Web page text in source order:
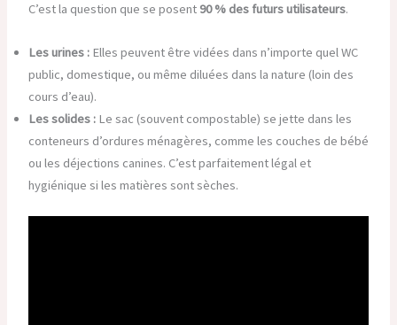
C’est la question que se posent 90 % des futurs utilisateurs.
Les urines :Elles peuvent être vidées dans n’importe quel WC
public, domestique, ou même diluées dans la nature (loin des
cours d’eau).
Les solides :Le sac (souvent compostable) se jette dans les
conteneurs d’ordures ménagères, comme les couches de bébé
ou les déjections canines. C’est parfaitement légal et
hygiénique si les matières sont sèches.